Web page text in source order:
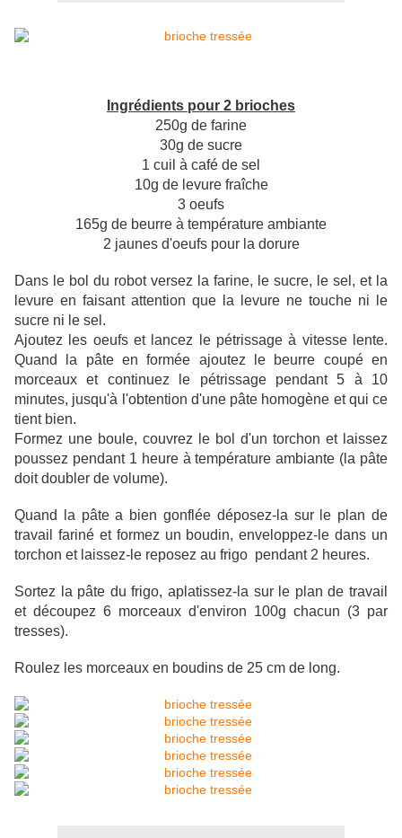
Ingrédients pour 2 brioches
250g de farine
30g de sucre
1 cuil à café de sel
10g de levure fraîche
3 oeufs
165g de beurre à température ambiante
2 jaunes d'oeufs pour la dorure
Dans le bol du robot versez la farine, le sucre, le sel, et la
levure en faisant attention que la levure ne touche ni le
sucre ni le sel.
Ajoutez les oeufs et lancez le pétrissage à vitesse lente.
Quand la pâte en formée ajoutez le beurre coupé en
morceaux et continuez le pétrissage pendant 5 à 10
minutes, jusqu'à l'obtention d'une pâte homogène et qui ce
tient bien.
Formez une boule, couvrez le bol d'un torchon et laissez
poussez pendant 1 heure à température ambiante (la pâte
doit doubler de volume).
Quand la pâte a bien gonflée déposez-la sur le plan de
travail fariné et formez un boudin, enveloppez-le dans un
torchon et laissez-le reposez au frigo pendant 2 heures.
Sortez la pâte du frigo, aplatissez-la sur le plan de travail
et découpez 6 morceaux d'environ 100g chacun (3 par
tresses).
Roulez les morceaux en boudins de 25 cm de long.